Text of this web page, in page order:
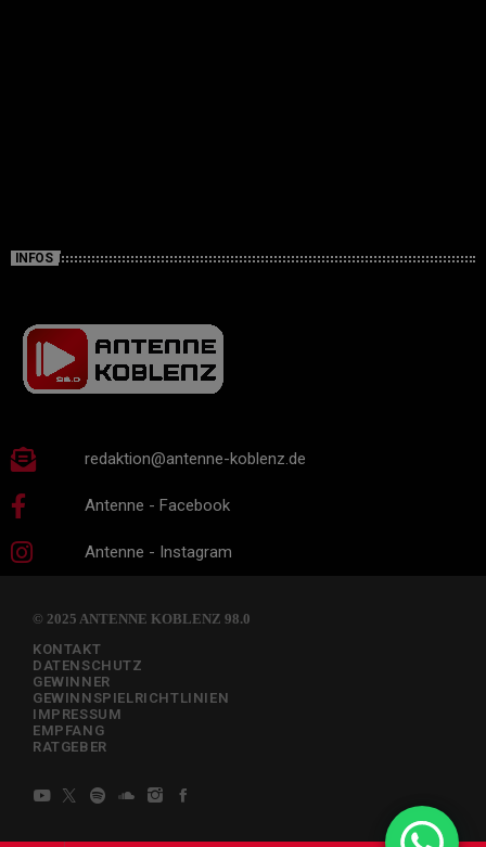
INFOS
redaktion@antenne-koblenz.de
Antenne - Facebook
Antenne - Instagram
© 2025 ANTENNE KOBLENZ 98.0
KONTAKT
DATENSCHUTZ
GEWINNER
GEWINNSPIELRICHTLINIEN
IMPRESSUM
EMPFANG
RATGEBER